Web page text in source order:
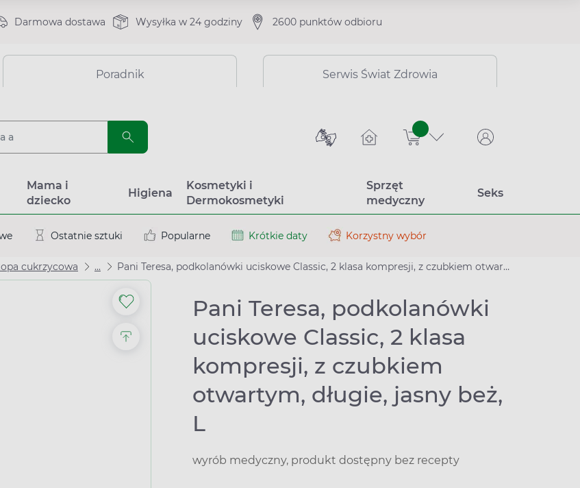
Darmowa dostawa Wysyłka w 24 godziny 2600 punktów odbioru
Poradnik Serwis Świat Zdrowia
sztuk
Mama i
dziecko
Higiena
Kosmetyki i
Dermokosmetyki
Sprzęt
medyczny
Seks
Ostatnie sztuki Popularne Krótkie daty Korzystny wybór
cukrzycowa ... Pani Teresa, podkolanówki uciskowe Classic, 2 klasa kompresji, z czubkiem otwartym, długie, jasny beż, L
Pani Teresa, podkolanówki
uciskowe Classic, 2 klasa
kompresji, z czubkiem
otwartym, długie, jasny beż,
L
wyrób medyczny, produkt dostępny bez recepty